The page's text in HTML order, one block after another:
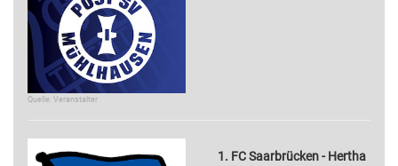
Quelle: Veranstalter
1. FC Saarbrücken - Hertha